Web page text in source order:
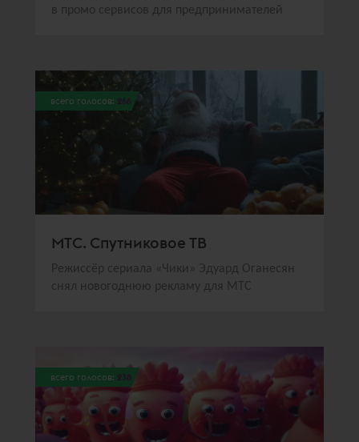
в промо сервисов для предпринимателей
всего голосов: 266
МТС. Спутниковое ТВ
Режиссёр сериала «Чики» Эдуард Оганесян
снял новогоднюю рекламу для МТС
всего голосов: 238